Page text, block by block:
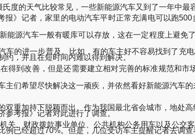
的天气比较常见，一些新能源汽车又到了一年中最容
》记者，家里的电动汽车平时正常充满电可以跑
汽车一般有暖库可以存放，这在一定程度上避免
进一步普及。比如，有的车主好不容易找到了充电
约，并且在短时间内难以得到解决。
到改善，但是还需要建立相对完善的标准规范和市
希望尽快解决这一顽疾，并依然看好新能源汽车的
加持下脱颖而出。作为我国最北省会城市，地处
参考报》记者对此进行了调查。
、财政拨款事业单位、公共机构公务用车以及公交
已经超过70%。但是，几位受访车主提醒记者去调